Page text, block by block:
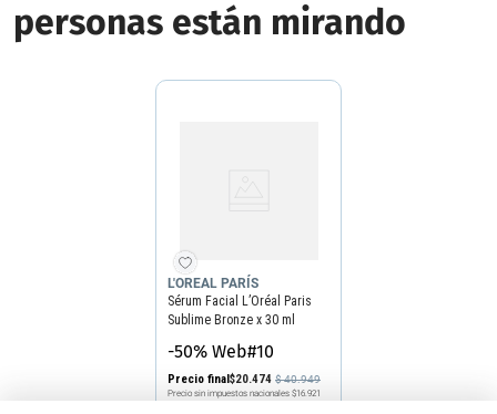
personas están mirando
L'OREAL PARÍS
Sérum Facial L’Oréal Paris
Sublime Bronze x 30 ml
-50% Web#10
Precio final$20.474 $40.949
Precio sin impuestos nacionales $16.921